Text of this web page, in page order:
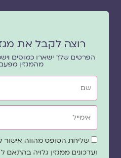
רוצה לקבל את
הפרטים שלך ישארו כמוסים
מהמגזין
שם
אימייל
שדהשליחת הטופס מהווה אישור
ועדכונים ממגזין גלויה בהתאם ל